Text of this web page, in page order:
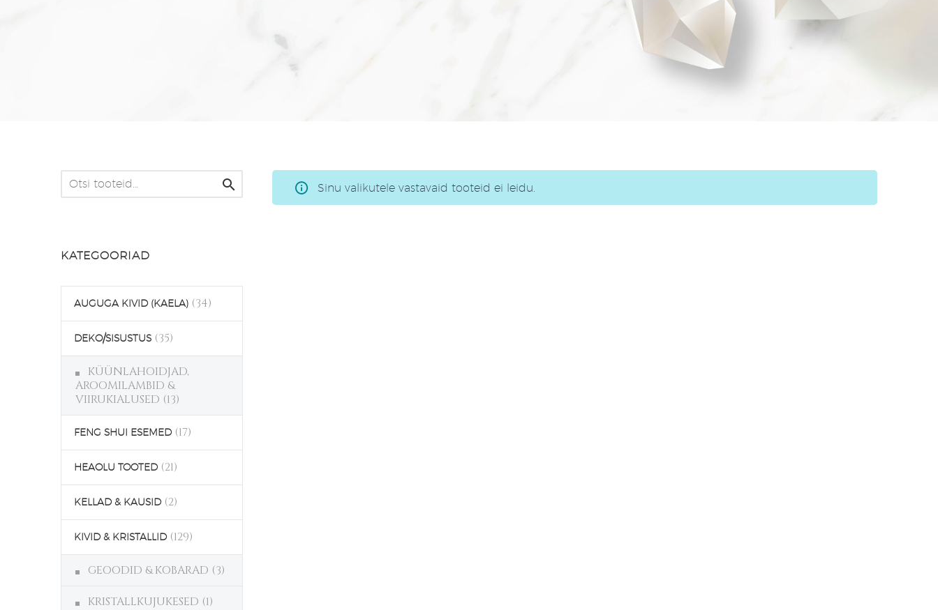
Sinu valikutele vastavaid tooteid ei leidu.

KATEGOORIAD
AUGUGA KIVID (KAELA) (34)
DEKO/SISUSTUS (35)
KÜÜNLAHOIDJAD,
AROOMILAMBID &
VIIRUKIALUSED (13)
FENG SHUI ESEMED (17)
HEAOLU TOOTED (21)
KELLAD & KAUSID (2)
KIVID & KRISTALLID (129)
GEOODID & KOBARAD (3)
KRISTALLKUJUKESED (1)